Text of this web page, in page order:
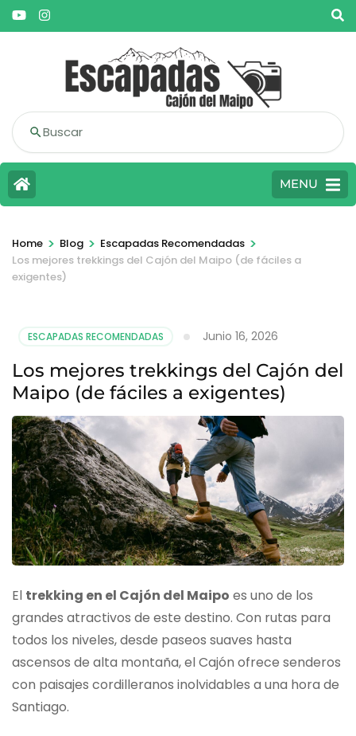
Buscar
MENU
Home > Blog > Escapadas Recomendadas >
Los mejores trekkings del Cajón del Maipo (de fáciles a
exigentes)
ESCAPADAS RECOMENDADAS Junio 16, 2026
Los mejores trekkings del Cajón del
Maipo (de fáciles a exigentes)
El trekking en el Cajón del Maipo es uno de los
grandes atractivos de este destino. Con rutas para
todos los niveles, desde paseos suaves hasta
ascensos de alta montaña, el Cajón ofrece senderos
con paisajes cordilleranos inolvidables a una hora de
Santiago.